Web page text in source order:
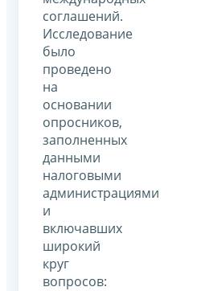
соглашений.
Исследование
было
проведено
на
основании
опросников,
заполненных
данными
налоговыми
администрациями
и
включавших
широкий
круг
вопросов: